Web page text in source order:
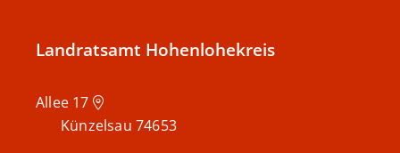
Landratsamt Hohenlohekreis
74653
Künzelsau